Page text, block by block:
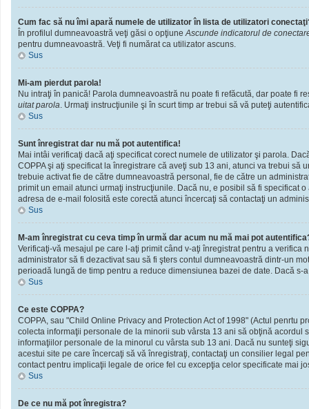
Cum fac să nu îmi apară numele de utilizator în lista de utilizatori
În profilul dumneavoastră veţi găsi o opţiuneAscunde indicatorul de
pentru dumneavoastră. Veţi fi numărat ca utilizator ascuns.
Sus
Mi-am pierdut parola!
Nu intraţi în panică! Parola dumneavoastră nu poate fi refăcută, dar poate fi
uitat parola. Urmaţi instrucţiunile şi în scurt timp ar trebui să vă puteţi
Sus
Sunt înregistrat dar nu mă pot autentifica!
Mai intâi verificaţi dacă aţi specificat corect numele de utilizator şi parola.
COPPA şi aţi specificat la înregistrare că aveţi sub 13 ani, atunci va trebui
trebuie activat fie de către dumneavoastră personal, fie de către un
primit un email atunci urmaţi instrucţiunile. Dacă nu, e posibil să fi specificat
adresa de e-mail folosită este corectă atunci încercaţi să contactaţi un
Sus
M-am înregistrat cu ceva timp în urmă dar acum nu mă mai pot
Verificaţi-vă mesajul pe care l-aţi primit când v-aţi înregistrat pentru a
administrator să fi dezactivat sau să fi şters contul dumneavoastră dintr-un
perioadă lungă de timp pentru a reduce dimensiunea bazei de date. Dacă
Sus
Ce este COPPA?
COPPA, sau "Child Online Privacy and Protection Act of 1998" (Actul penrtu
colecta informaţii personale de la minorii sub vârsta 13 ani să obţină
informaţiilor personale de la minorul cu vârsta sub 13 ani. Dacă nu sunteţi
acestui site pe care încercaţi să vă înregistraţi, contactaţi un consilier legal
contact pentru implicaţii legale de orice fel cu excepţia celor specificate mai
Sus
De ce nu mă pot înregistra?